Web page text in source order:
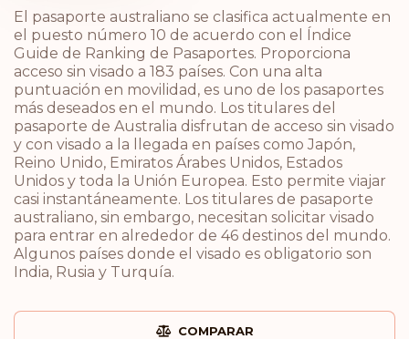
El pasaporte australiano se clasifica actualmente en
el puesto número 10 de acuerdo con el Índice
Guide de Ranking de Pasaportes. Proporciona
acceso sin visado a 183 países. Con una alta
puntuación en movilidad, es uno de los pasaportes
más deseados en el mundo. Los titulares del
pasaporte de Australia disfrutan de acceso sin visado
y con visado a la llegada en países como Japón,
Reino Unido, Emiratos Árabes Unidos, Estados
Unidos y toda la Unión Europea. Esto permite viajar
casi instantáneamente. Los titulares de pasaporte
australiano, sin embargo, necesitan solicitar visado
para entrar en alrededor de 46 destinos del mundo.
Algunos países donde el visado es obligatorio son
India, Rusia y Turquía.
COMPARAR